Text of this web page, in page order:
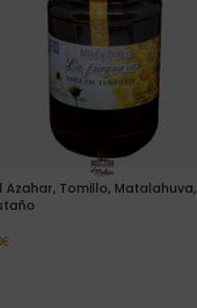
Azahar, Tomillo, Matalahuva,
€